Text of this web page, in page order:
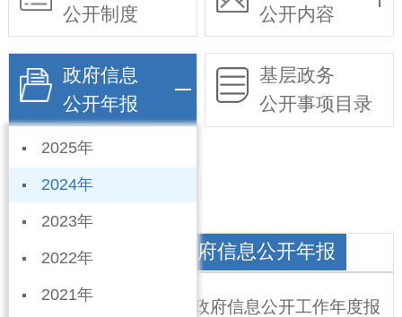
公开制度
公开内容
政府信息
公开年报
2025年
2024年
2023年
2022年
2021年
基层政务
公开事项目录
依申请公开
大陆村镇人民政府政府信息公开年报
宁晋县大陆村镇2024年政府信息公开工作年度报